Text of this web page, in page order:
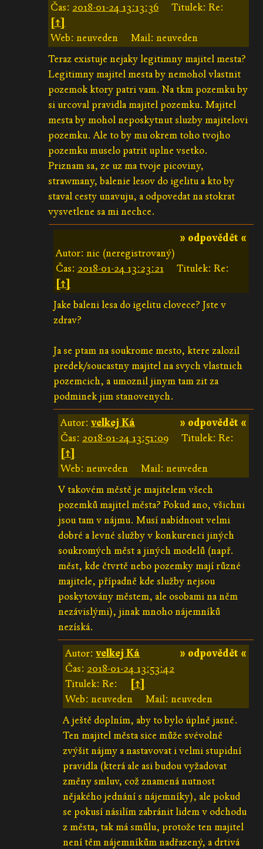
Čas: 2018-01-24 13:13:36
Titulek: Re:
[↑]
Web: neuveden
Mail: neuveden
Teraz existuje nejaky legitimny majitel mesta?
Legitimny majitel mesta by nemohol vlastnit
pozemok ktory patri vam. Na tkm pozemku by
si urcoval pravidla majitel pozemku. Majitel
mesta by mohol neposkytnut sluzby majitelovi
pozemku. Ale to by mu okrem toho tvojho
pozemku muselo patrit uplne vsetko.
Priznam sa, ze uz ma tvoje picoviny,
strawmany, balenie lesov do igelitu a kto by
staval cesty unavuju, a odpovedat na stokrat
vysvetlene sa mi nechce.
» odpovědět «
Autor: nic (neregistrovaný)
Čas: 2018-01-24 13:23:21
Titulek: Re:
[↑]
Jake baleni lesa do igelitu clovece? Jste v
zdrav?
Ja se ptam na soukrome mesto, ktere zalozil
predek/soucastny majitel na svych vlastnich
pozemcich, a umoznil jinym tam zit za
podminek jim stanovenych.
» odpovědět «
Autor: velkej Ká
Čas: 2018-01-24 13:51:09
Titulek: Re:
[↑]
Web: neuveden
Mail: neuveden
V takovém městě je majitelem všech
pozemků majitel města? Pokud ano, všichni
jsou tam v nájmu. Musí nabídnout velmi
dobré a levné služby v konkurenci jiných
soukromých měst a jiných modelů (např.
měst, kde čtvrtě nebo pozemky mají různé
majitele, případně kde služby nejsou
poskytovány městem, ale osobami na něm
nezávislými), jinak mnoho nájemníků
nezíská.
» odpovědět «
Autor:velkej Ká
Čas: 2018-01-24 13:53:42
Titulek: Re:
[↑]
Web: neuveden
Mail: neuveden
A ještě doplním, aby to bylo úplně jasné.
Ten majitel města sice může svévolně
zvýšit nájmy a nastavovat i velmi stupidní
pravidla (která ale asi budou vyžadovat
změny smluv, což znamená nutnost
nějakého jednání s nájemníky), ale pokud
se pokusí násilím zabránit lidem v odchodu
z města, tak má smůlu, protože ten majitel
není těm nájemníkům nadřazený, a drtivá